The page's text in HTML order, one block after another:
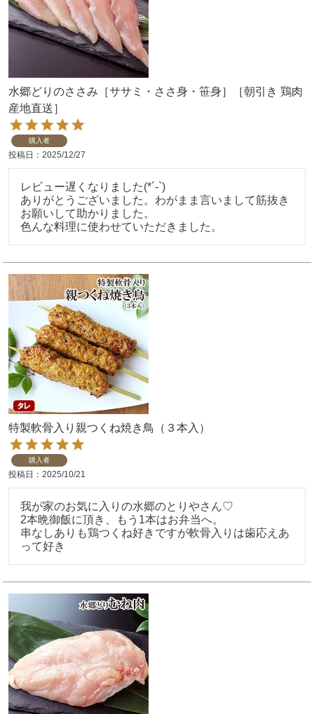
水郷どりのささみ［ササミ・ささ身・笹身］［朝引き 鶏肉
産地直送］
購入者
投稿日 2025/12/27
レビュー遅くなりました(*´-`)
ありがとうございました。わがまま言いまして筋抜き
お願いして助かりました。
特製軟骨入り親つくね焼き鳥（３本入）
購入者
投稿日 2025/10/21
我が家のお気に入りの水郷のとりやさん♡
2本晩御飯に頂き、もう1本はお弁当へ。
串なしありも鶏つくね好きですが軟骨入りは歯応えあ